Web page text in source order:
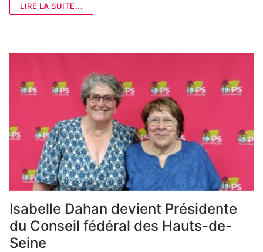
LIRE LA SUITE...
Isabelle Dahan devient Présidente
du Conseil fédéral des Hauts-de-
Seine